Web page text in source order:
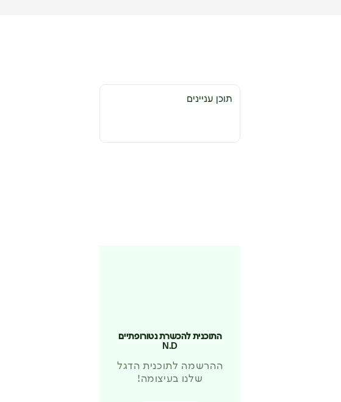
תוכן עניינים
התוכנית להכשרת נטורופתיים
N.D
ההרשמה לתוכנית הדגל
שלנו בעיצומה!